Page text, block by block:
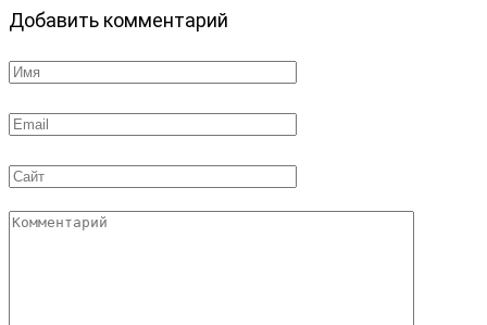
Добавить комментарий
Имя
Email
Сайт
Комментарий